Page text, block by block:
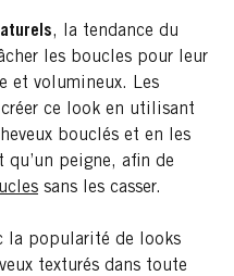
, la tendance du
les boucles pour leur
et volumineux. Les
ce look en utilisant
bouclés et en les
peigne, afin de
sans les casser.
la popularité de looks
texturés dans toute